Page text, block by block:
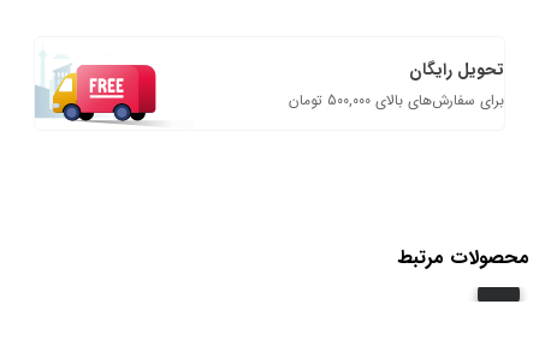
تحویل رایگان
برای سفارش‌های بالای 500,000 تومان
محصولات مرتبط